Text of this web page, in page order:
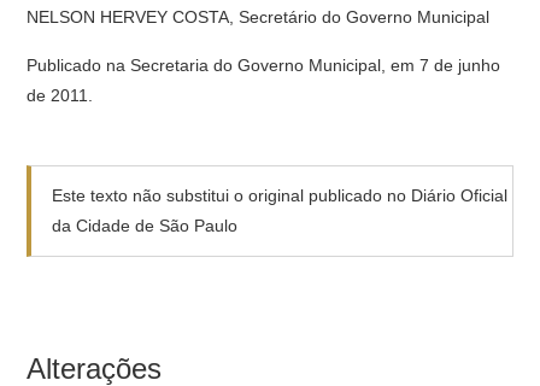
NELSON HERVEY COSTA, Secretário do Governo Municipal
Publicado na Secretaria do Governo Municipal, em 7 de junho
de 2011.
Este texto não substitui o original publicado no Diário Oficial
da Cidade de São Paulo
Alterações